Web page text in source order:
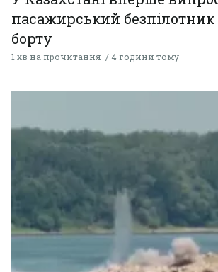
пасажирський
борту
1 хв на прочитання 4 години тому